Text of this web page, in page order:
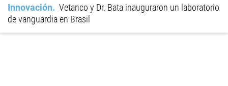
Innovación
Vetanco y Dr. Bata inauguraron un laboratorio
de vanguardia en Brasil